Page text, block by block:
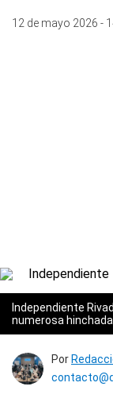
12 de mayo 2026 -
Independiente
numerosa hinchada.
Por